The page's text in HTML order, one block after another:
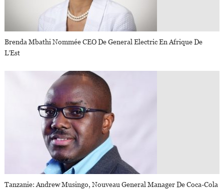
Brenda Mbathi Nommée CEO De General Electric En Afrique De
L’Est
Tanzanie: Andrew Musingo, Nouveau General Manager De Coca-Cola